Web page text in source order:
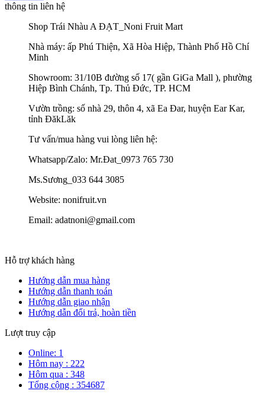
thông tin liên hệ
Shop Trái Nhàu A ĐẠT_Noni Fruit Mart
Nhà máy: ấp Phú Thiện, Xã Hòa Hiệp, Thành Phố Hồ Chí
Minh
Showroom: 31/10B đường số 17( gần GiGa Mall ), phường
Hiệp Bình Chánh, Tp. Thủ Đức, TP. HCM
Vườn trồng: số nhà 29, thôn 4, xã Ea Đar, huyện Ear Kar,
tỉnh ĐăkLăk
Tư vấn/mua hàng vui lòng liên hệ:
Whatsapp/Zalo: Mr.Đat_0973 765 730
Ms.Sương_033 644 3085
Website: nonifruit.vn
Email: adatnoni@gmail.com
Hỗ trợ khách hàng
Hướng dẫn mua hàng
Hướng dẫn thanh toán
Hướng dẫn giao nhận
Hướng dẫn đổi trả, hoàn tiền
Lượt truy cập
Online: 1
Hôm nay : 222
Hôm qua : 348
Tổng cộng : 354687